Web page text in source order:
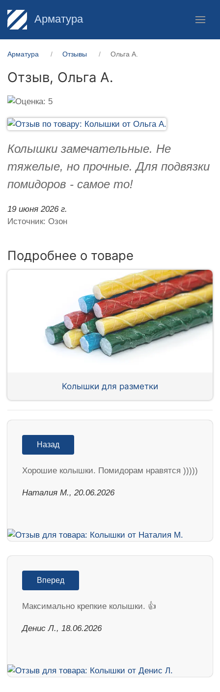
Арматура
Арматура Отзывы Ольга А.
Отзыв, Ольга А.
Колышки замечательные. Не
тяжелые, но прочные. Для подвязки
помидоров - самое то!
19 июня 2026 г.
Источник: Озон
Подробнее о товаре
Колышки для разметки
Назад
Хорошие колышки. Помидорам нравятся )))))
Наталия М., 20.06.2026
Вперед
Максимально крепкие колышки. 👍
Денис Л., 18.06.2026